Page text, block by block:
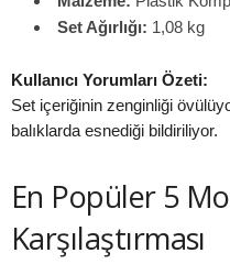
Set Ağırlığı: 1,08 kg
Kullanıcı Yorumları Özeti:
Set içeriğinin zenginliği
balıklarda esnediği bildiriliyor.
En Popüler 5
Karşılaştırması